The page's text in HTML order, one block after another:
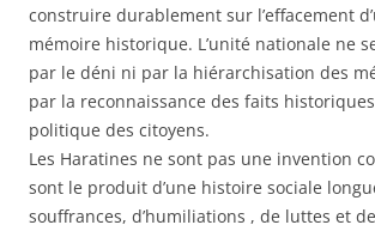
construire durablement sur l’effacement
mémoire historique. L’unité nationale ne
par le déni ni par la hiérarchisation des
par la reconnaissance des faits historiques
politique des citoyens.
Les Haratines ne sont pas une invention
sont le produit d’une histoire sociale
souffrances, d’humiliations , de luttes et